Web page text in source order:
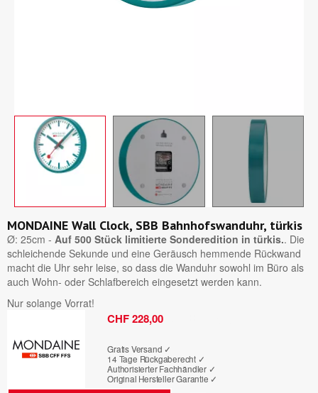
MONDAINE Wall Clock, SBB Bahnhofswanduhr, türkis
Ø: 25cm - Auf 500 Stück limitierte Sonderedition in türkis.. Die
schleichende Sekunde und eine Geräusch hemmende Rückwand
macht die Uhr sehr leise, so dass die Wanduhr sowohl im Büro als
auch Wohn- oder Schlafbereich eingesetzt werden kann.
Nur solange Vorrat!
CHF 228,00
Gratis Versand ✓
14 Tage Rückgaberecht ✓
Authorisierter Fachhändler ✓
Original Hersteller Garantie ✓